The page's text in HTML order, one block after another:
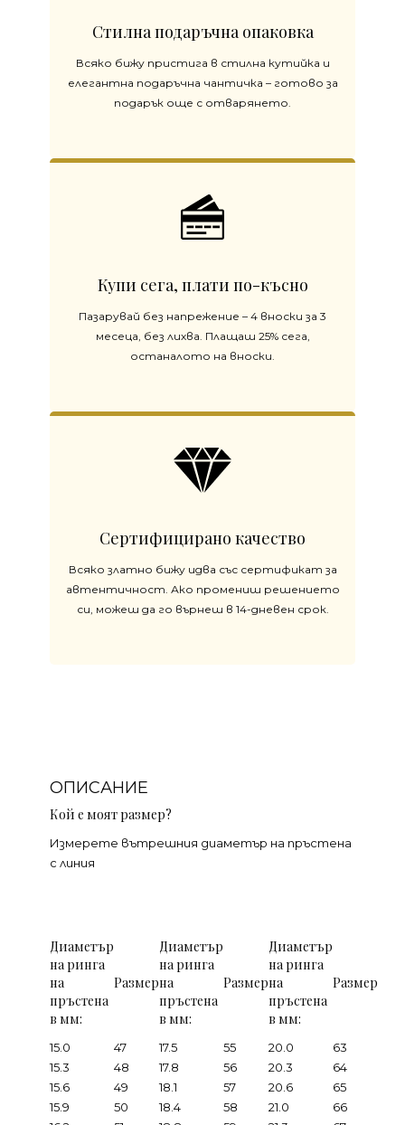
Стилна подаръчна опаковка
Всяко бижу пристига в стилна кутийка и
елегантна подаръчна чантичка – готово за
подарък още с отварянето.
Купи сега, плати по-късно
Пазарувай без напрежение – 4 вноски за 3
месеца, без лихва. Плащаш 25% сега,
останалото на вноски.
Сертифицирано качество
Всяко златно бижу идва със сертификат за
автентичност. Ако промениш решението
си, можеш да го върнеш в 14-дневен срок.
ОПИСАНИЕ
Кой е моят размер?
Измерете вътрешния диаметър на пръстена
с линия
Диаметър
на ринга
на
пръстена
в мм:
Размер
Диаметър
на ринга
на
пръстена
в мм:
Размер
Диаметър
на ринга
на
пръстена
в мм:
Размер
15.0 47 17.5 55 20.0
63
15.3
48 17.8 56 20.3
64
15.6
49 18.1 57 20.6
65
15.9
50 18.4 58 21.0
66